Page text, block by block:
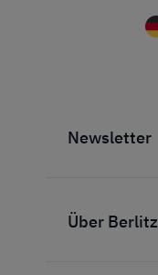
Newsletter
Über Berlitz